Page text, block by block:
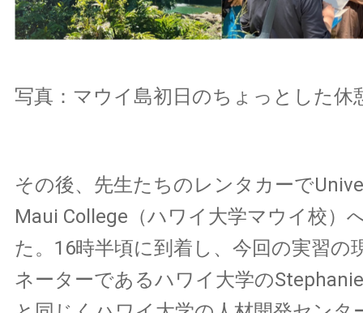
写真：マウイ島初日のちょっとした休
その後、先生たちのレンタカーで
Maui College（ハワイ大学マウイ校）
た。16時半頃に到着し、今回の実習の
ネーターであるハワイ大学の